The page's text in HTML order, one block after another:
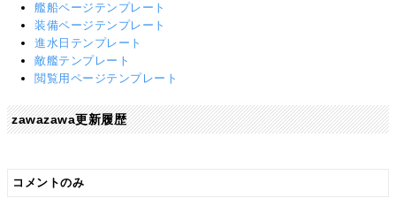
艦船ページテンプレート
装備ページテンプレート
進水日テンプレート
敵艦テンプレート
閲覧用ページテンプレート
zawazawa更新履歴
コメントのみ